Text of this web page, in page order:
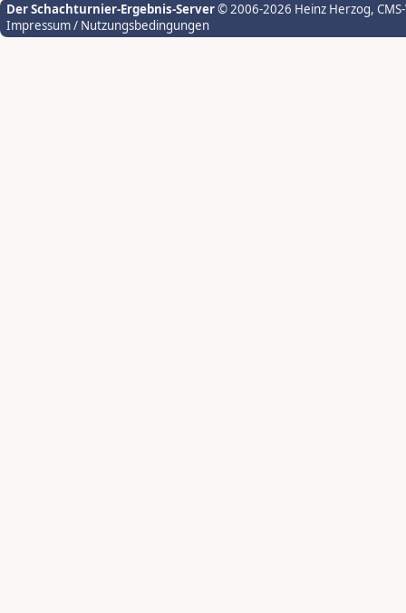
Der Schachturnier-Ergebnis-Server© 2006-2026 Heinz Herzog,
Impressum / Nutzungsbedingungen